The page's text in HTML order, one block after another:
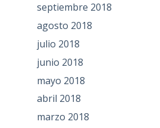
septiembre 2018
agosto 2018
julio 2018
junio 2018
mayo 2018
abril 2018
marzo 2018